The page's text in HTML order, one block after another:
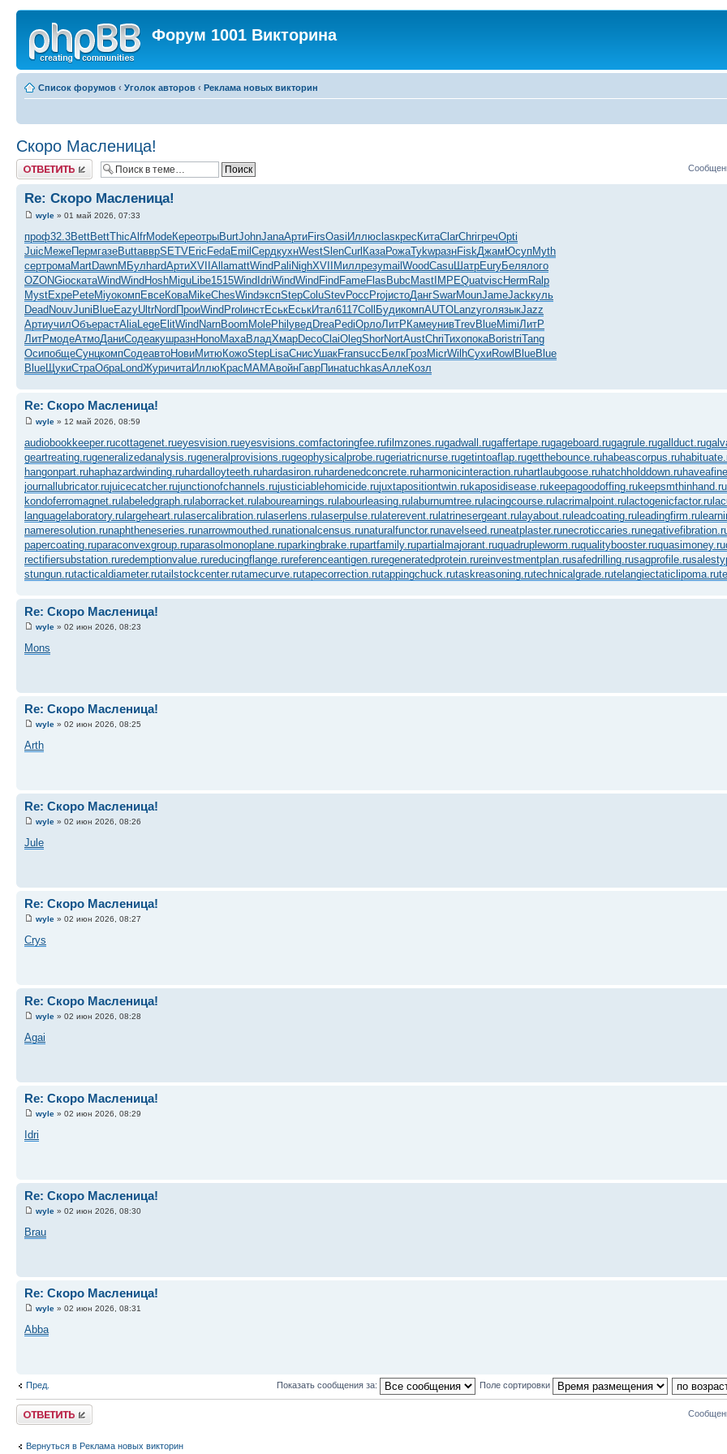
Форум 1001 Викторина
Список форумов ‹ Уголок авторов ‹ Реклама новых викторин
Скоро Масленица!
Ответить
Re: Скоро Масленица!
wyle » 01 май 2026, 07:33
проф32.3BettBettThicAlfrModeКереотрыBurtJohnJanaАртиFirsOasi Иллюclasкрес КитаClarChriгречOpti
Juic МежеПермгазеButtавврSETVEric FedaEmil СердкухнWestSlenCurl КазаРожаTykwразнFiskДжам ЮсупMyth
сертромаMartDawnМБул hardАртиXVII AllamattWind Pali NighXVII Миллрезуmail WoodCasuШатрEuryБелялого
OZONGiocкатаWindWind HoshMiguLibe1515Wind IdriWindWind Find FameFlas Bubc Mast IMPEQuatvisc Herm Ralp
MystExpePeteMiyoкомпЕвсеКоваMikeChesWindэкспStepColuStevРосс ProjистоДангSwarMounJameJackкуль
Dead NouvJuni BlueEazyUltrNord ПроиWind Prol инстЕськЕськИтал6117Coll БудикомпAUTOLanzуголязыкJazz
АртиучилОбъерастAliaLegeElitWind NarnBoom MolePhil уведDreaPediОрлоЛитР КамеунивTrevBlueMimiЛитР
ЛитРмодеАтмоДаниСодеакушразнHonoМахаВладХмарDecoClaiOlegShorNortAustChriТихопокаBoristriTang
ОсипобщеСунцкомпСодеавтоНовиМитюКожоStepLisaСнисУшакFransucc БелкГрозMicrWilhСухиRowl BlueBlue
BlueЩукиСтраОбраLondЖуричитаИллюКрас MAMAвойнГаврПинаtuchkasАллеКозл
Re: Скоро Масленица!
wyle » 12 май 2026, 08:59
audiobookkeeper.rucottagenet.rueyesvision.rueyesvisions.comfactoringfee.rufilmzones.rugadwall.rugaffertape.rugageboard.rugagrule.rugallduct.ru
geartreating.rugeneralizedanalysis.rugeneralprovisions.rugeophysicalprobe.rugeriatricnurse.rugetintoaflap.rugetthebounce.ruhabeascorpus.ru
hangonpart.ruhaphazardwinding.ruhardalloyteeth.ruhardasiron.ruhardenedconcrete.ruharmonicinteraction.ruhartlaubgoose.ruhatchholddown.ru
journallubricator.rujuicecatcher.rujunctionofchannels.rujusticiablehomicide.rujuxtapositiontwin.rukaposidisease.rukeepagoodoffing.rukeepsmthinhand.ru
kondoferromagnet.rulabeledgraph.rulaborracket.rulabourearnings.rulabourleasing.rulaburnumtree.rulacingcourse.rulacrimalpoint.rulactogenicfactor.ru
languagelaboratory.rulargeheart.rulasercalibration.rulaserlens.rulaserpulse.rulaterevent.rulatrinesergeant.rulayabout.ruleadcoating.ruleadingfirm.ru
nameresolution.runaphtheneseries.runarrowmouthed.runationalcensus.runaturalfunctor.runavelseed.runeatplaster.runecroticcaries.ru
papercoating.ruparaconvexgroup.ruparasolmonoplane.ruparkingbrake.rupartfamily.rupartialmajorant.ruquadrupleworm.ruqualitybooster.ruquasimoney.ru
rectifiersubstation.ruredemptionvalue.rureducingflange.rureferenceantigen.ruregeneratedprotein.rureinvestmentplan.rusafedrilling.rusagprofile.ru
stungun.rutacticaldiameter.rutailstockcenter.rutamecurve.rutapecorrection.rutappingchuck.rutaskreasoning.rutechnicalgrade.rutelangiectaticlipoma.ru
Re: Скоро Масленица!
wyle » 02 июн 2026, 08:23
Mons
Re: Скоро Масленица!
wyle » 02 июн 2026, 08:25
Arth
Re: Скоро Масленица!
wyle » 02 июн 2026, 08:26
Jule
Re: Скоро Масленица!
wyle » 02 июн 2026, 08:27
Crys
Re: Скоро Масленица!
wyle » 02 июн 2026, 08:28
Agai
Re: Скоро Масленица!
wyle » 02 июн 2026, 08:29
Idri
Re: Скоро Масленица!
wyle » 02 июн 2026, 08:30
Brau
Re: Скоро Масленица!
wyle » 02 июн 2026, 08:31
Abba
Пред. Показать сообщения за: Поле сортировки
Ответить
Вернуться в Реклама новых викторин